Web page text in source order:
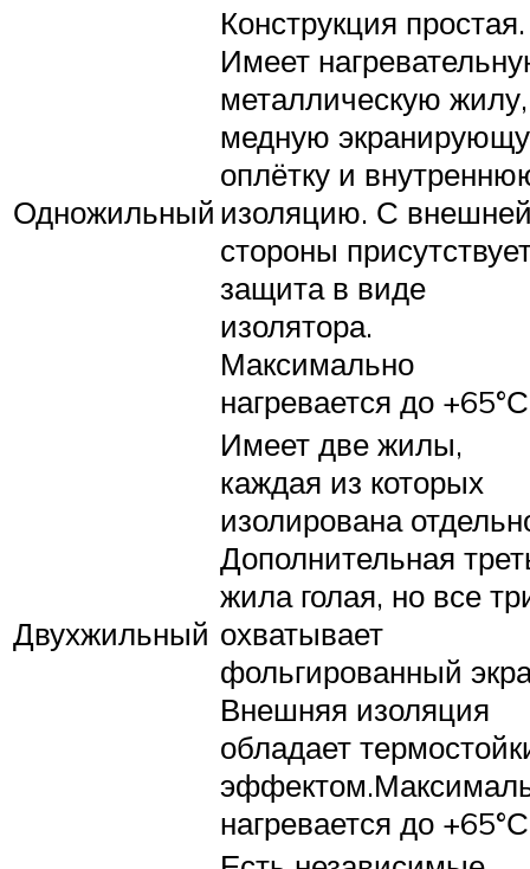
Одножильный
Конструкция простая.
Имеет
металлическую жилу,
медную
оплётку и
изоляцию. С
стороны
защита в виде
изолятора.
Максимально
нагревается до
Двухжильный
Имеет две жилы,
каждая из которых
изолирована
Дополнительная
жила голая, но все
охватывает
фольгированный
Внешняя изоляция
обладает
нагревается до